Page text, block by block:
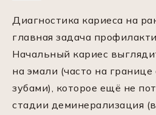
Диагностика кариеса на
главная задача
Начальный кариес
на эмали (часто на
зубами), которое ещё не
стадии деминерализация